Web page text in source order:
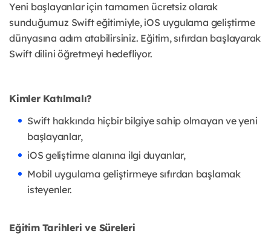
Yeni başlayanlar için tamamen ücretsiz olarak
sunduğumuz Swift eğitimiyle, iOS uygulama geliştirme
dünyasına adım atabilirsiniz. Eğitim, sıfırdan başlayarak
Swift dilini öğretmeyi hedefliyor.
Kimler Katılmalı?
Swift hakkında hiçbir bilgiye sahip olmayan ve yeni
başlayanlar,
iOS geliştirme alanına ilgi duyanlar,
Mobil uygulama geliştirmeye sıfırdan başlamak
isteyenler.
Eğitim Tarihleri ve Süreleri